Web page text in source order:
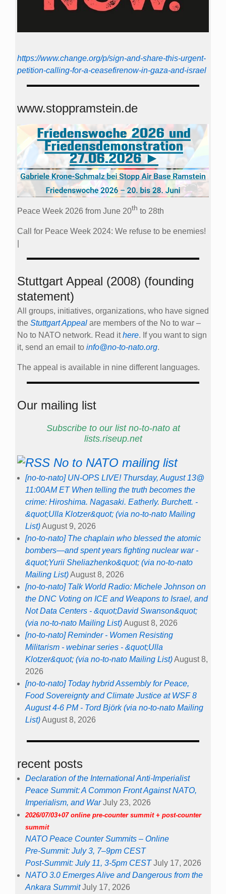
https://www.change.org/p/sign-and-share-this-urgent-
petition-calling-for-a-ceasefirenow-in-gaza-and-israel
www.stoppramstein.de
Peace Week 2026 from June 20th to 28th
Call for Peace Week 2024: We refuse to be enemies!
Stuttgart Appeal (2008) (founding
statement)
All groups, initiatives, organizations, who have signed
the Stuttgart Appeal are members of the No to war –
No to NATO network. Read ithere. If you want to sign
it, send an email to info@no-to-nato.org.
The appeal is available in nine different languages.
Our mailing list
Subscribe to our list no-to-nato at
lists.riseup.net
No to NATO mailing list
[no-to-nato] UN-OPS LIVE! Thursday, August 13@
11:00AM ET When telling the truth becomes the
crime: Hiroshima. Nagasaki. Eatherly. Burchett. -
&quot;Ulla Klotzer&quot; (via no-to-nato Mailing
List)August 9, 2026
[no-to-nato] The chaplain who blessed the atomic
bombers—and spent years fighting nuclear war -
&quot;Yurii Sheliazhenko&quot; (via no-to-nato
Mailing List)August 8, 2026
[no-to-nato] Talk World Radio: Michele Johnson on
the DNC Voting on ICE and Weapons to Israel, and
Not Data Centers - &quot;David Swanson&quot;
(via no-to-nato Mailing List)August 8, 2026
[no-to-nato] Reminder - Women Resisting
Militarism - webinar series - &quot;Ulla
Klotzer&quot; (via no-to-nato Mailing List)August 8,
2026
[no-to-nato] Today hybrid Assembly for Peace,
Food Sovereignty and Climate Justice at WSF 8
August 4-6 PM - Tord Björk (via no-to-nato Mailing
List)August 8, 2026
recent posts
Declaration of the International Anti-Imperialist
Peace Summit: A Common Front Against NATO,
Imperialism, and War July 23, 2026
2026/07/03+07 online pre-counter summit + post-counter
summit
NATO Peace Counter Summits – Online
Pre-Summit: July 3, 7–9pm CEST
Post-Summit: July 11, 3-5pm CEST July 17, 2026
NATO 3.0 Emerges Alive and Dangerous from the
Ankara Summit July 17, 2026